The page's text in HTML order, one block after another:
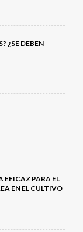
¿SE DEBEN
EFICAZ PARA EL
EN EL CULTIVO